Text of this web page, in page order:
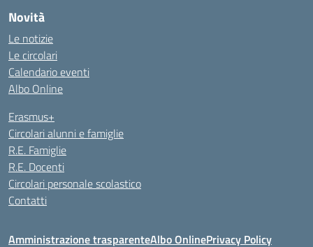
Novità
Le notizie
Le circolari
Calendario eventi
Albo Online
Erasmus+
Circolari alunni e famiglie
R.E. Famiglie
R.E. Docenti
Circolari personale scolastico
Contatti
Amministrazione trasparenteAlbo OnlinePrivacy Policy